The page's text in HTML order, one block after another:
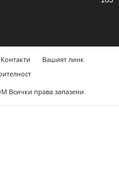
Контакти
Вашият линк
Всички права запазени